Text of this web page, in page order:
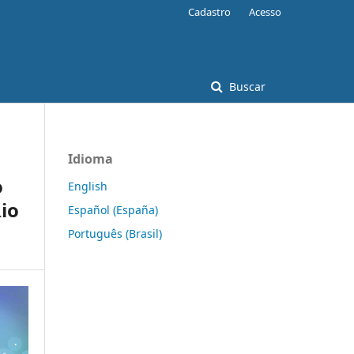
Buscar
Cadastro Acesso
Idioma
English
Español (España)
Português (Brasil)